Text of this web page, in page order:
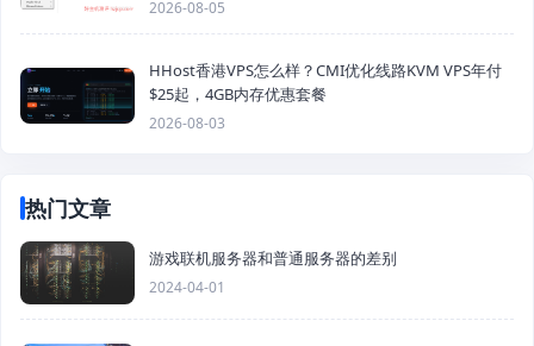
2026-08-05
HHost香港VPS怎么样？CMI优化线路KVM VPS年付
$25起，4GB内存优惠套餐
2026-08-03
热门文章
游戏联机服务器和普通服务器的差别
2024-04-01